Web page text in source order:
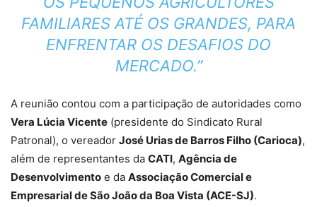
FAMILIARES ATÉ OS GRANDES, PARA
ENFRENTAR OS DESAFIOS DO
MERCADO.”
A reunião contou com a participação de autoridades como
Vera Lúcia Vicente (presidente do Sindicato Rural
Patronal), o vereador José Urias de Barros Filho (Carioca),
além de representantes da CATI, Agência de
Desenvolvimento e da Associação Comercial e
Empresarial de São João da Boa Vista (ACE-SJ).